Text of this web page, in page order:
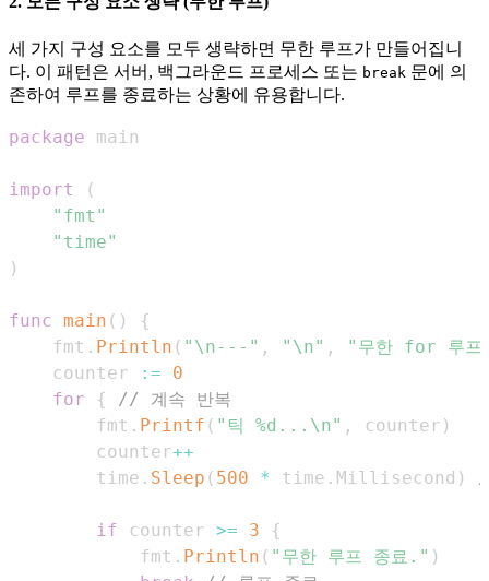
세 가지 구성 요소를 모두 생략하면 무한 루프가 만들어집니
다. 이 패턴은 서버, 백그라운드 프로세스 또는 break 문에 의
존하여 루프를 종료하는 상황에 유용합니다.
package
import
(
"fmt"
"time"
)
func main ( )
{
    fmt
. Println ( "\n---" , "\n" ,
"무한 for 루
    counter
:=
0
for
{
// 계속 반복
        fmt
. Printf ( "틱 %d...\n" , counter )
        counter
++
        time
. Sleep ( 500 * time . Millisecond )
if counter >= 3
{
            fmt
. Println ( "무한 루프 종료." )